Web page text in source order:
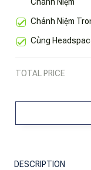
Chánh Niệm
Cùng
TOTAL PRICE
DESCRIPTION